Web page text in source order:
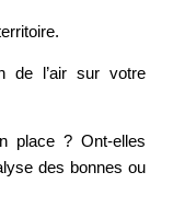
de l’air sur votre
place ? Ont-elles
des bonnes ou